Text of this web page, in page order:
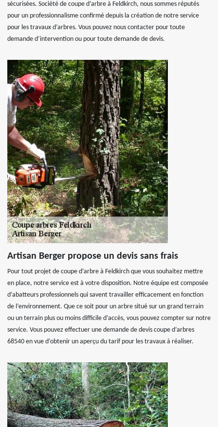
sécurisées. Société de coupe d’arbre à Feldkirch, nous sommes réputés
pour un professionnalisme confirmé depuis la création de notre service
pour les travaux d’arbres. Vous pouvez nous contacter pour toute
demande d’intervention ou pour toute demande de devis.
Artisan Berger propose un devis sans frais
Pour tout projet de coupe d’arbre à Feldkirch que vous souhaitez mettre
en place, notre service est à votre disposition. Notre équipe est composée
d’abatteurs professionnels qui savent travailler efficacement en fonction
de l’environnement. Que ce soit pour un arbre situé sur un grand terrain
ou un terrain plus ou moins difficile d’accès, vous pouvez compter sur notre
service. Vous pouvez effectuer une demande de devis coupe d’arbres
68540 en vue d’obtenir un aperçu du tarif pour les travaux à réaliser.